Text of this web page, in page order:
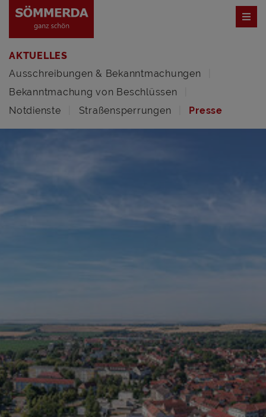
AKTUELLES
Ausschreibungen & Bekanntmachungen
Bekanntmachung von Beschlüssen
Notdienste
Straßensperrungen Presse